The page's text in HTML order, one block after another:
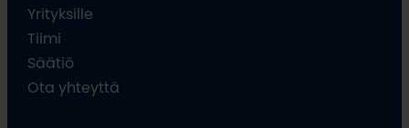
Yrityksille
Tiimi
Säätiö
Ota yhteyttä